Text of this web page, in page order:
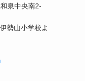
泉中央南2-
勢山小学校よ